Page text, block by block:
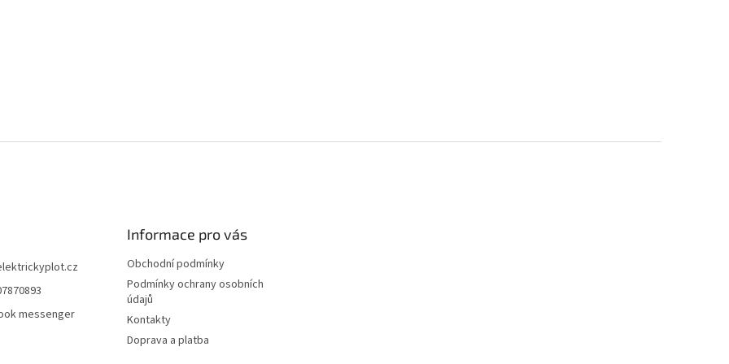
messenger
Informace pro vás
Obchodní podmínky
Podmínky ochrany osobních
údajů
Kontakty
Doprava a platba